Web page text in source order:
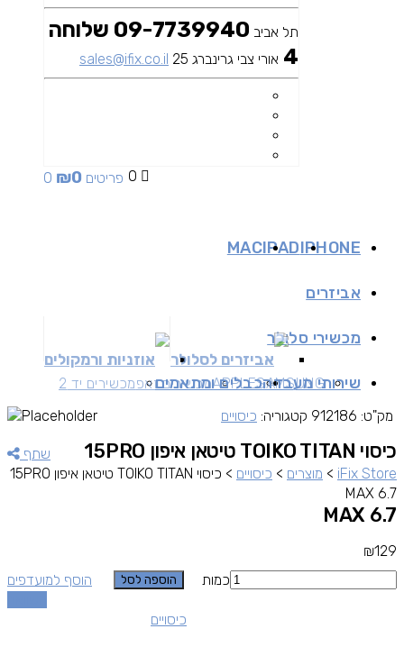
תל אביב
09-7739940 שלוחה
4 אורי צבי גרינברג 25 sales@ifix.co.il
0 0 פריטים ₪0
IPHONE
IPAD
MAC
אביזרים
אביזרים לסלולר אוזניות ורמקולים
מכשירי סלולר
SAMSUNG
APPLEמכשירים זאפמכשירים יד 2 שירותי מעבדהכבלים ומתאמים
שתף
iFix Store
> מוצרים > כיסויים >
כיסוי TOIKO TITAN טיטאן איפון 15PRO
MAX 6.7
כיסוי TOIKO TITAN טיטאן איפון 15PRO
MAX 6.7
₪129
כמות
הוספה לסל
הוסף למועדפים
מק"ט: 912186 קטגוריה: כיסויים
כיסויים